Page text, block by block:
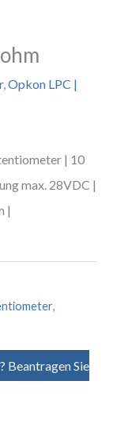
,Opkon LPC |
| 10
max. 28VDC |
|
,
Beantragen Sie